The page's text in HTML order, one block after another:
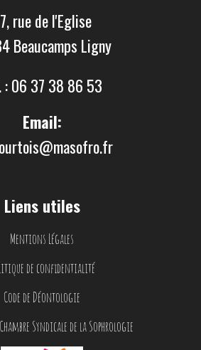
rue de l'Eglise
Beaucamps Ligny
: 06 37 38 86 53
Email:
Liens utiles
Mentions Légales
de confidentialité
Code de Déontologie
Syndicale de la Sophrologie